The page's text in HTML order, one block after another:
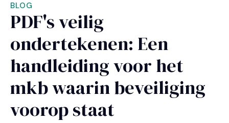
BLOG
PDF's veilig
ondertekenen: Een
handleiding voor het
mkb waarin beveiliging
voorop staat